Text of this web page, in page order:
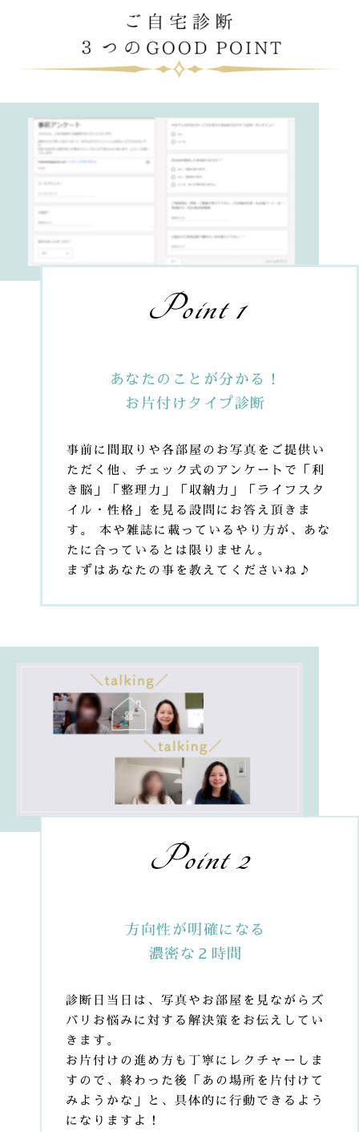
Point 1
あなたのことが分かる！
お片付けタイプ診断
事前に間取りや各部屋のお写真をご提供い
ただく他、チェック式のアンケートで「利
き脳」「整理力」「収納力」「ライフスタ
イル・性格」を見る設問にお答え頂きま
す。 本や雑誌に載っているやり方が、あな
たに合っているとは限りません。
まずはあなたの事を教えてくださいね♪
Point 2
方向性が明確になる
濃密な２時間
診断日当日は、写真やお部屋を見ながらズ
バリお悩みに対する解決策をお伝えしてい
きます。
お片付けの進め方も丁寧にレクチャーしま
すので、終わった後「あの場所を片付けて
みようかな」と、具体的に行動できるよう
になりますよ！